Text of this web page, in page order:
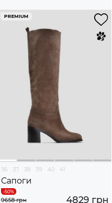
PREMIUM
36 37 38 39 40 41
Сапоги
4829 грн
9658 грн